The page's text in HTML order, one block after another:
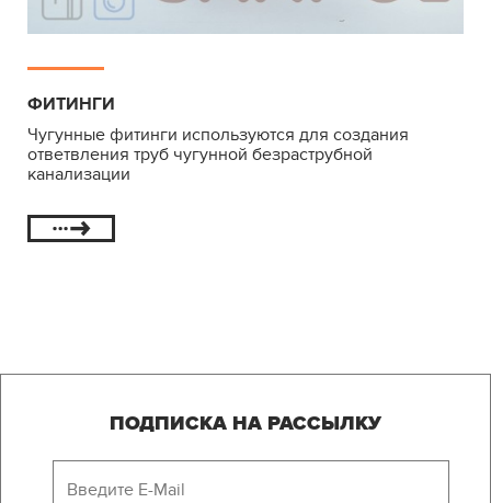
ФИТИНГИ
Чугунные фитинги используются для создания
ответвления труб чугунной безраструбной
канализации
ПОДПИСКА НА РАССЫЛКУ